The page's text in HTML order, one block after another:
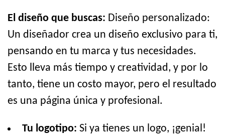
El diseño que buscas: Diseño personalizado:
Un diseñador crea un diseño exclusivo para ti,
pensando en tu marca y tus necesidades.
Esto lleva más tiempo y creatividad, y por lo
tanto, tiene un costo mayor, pero el resultado
es una página única y profesional.
Tu logotipo: Si ya tienes un logo, ¡genial!